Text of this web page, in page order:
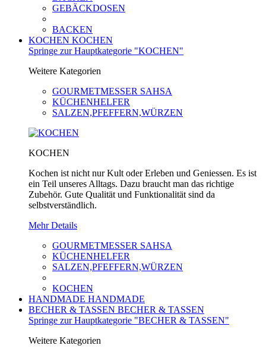
GEBÄCKDOSEN
BACKEN
KOCHEN KOCHEN
Springe zur Hauptkategorie "KOCHEN"
Weitere Kategorien
GOURMETMESSER SAHSA
KÜCHENHELFER
SALZEN,PFEFFERN,WÜRZEN
KOCHEN
Kochen ist nicht nur Kult oder Erleben und Geniessen. Es ist
ein Teil unseres Alltags. Dazu braucht man das richtige
Zubehör. Gute Qualität und Funktionalität sind da
selbstverständlich.
Mehr Details
GOURMETMESSER SAHSA
KÜCHENHELFER
SALZEN,PFEFFERN,WÜRZEN
KOCHEN
HANDMADE HANDMADE
BECHER & TASSEN BECHER & TASSEN
Springe zur Hauptkategorie "BECHER & TASSEN"
Weitere Kategorien